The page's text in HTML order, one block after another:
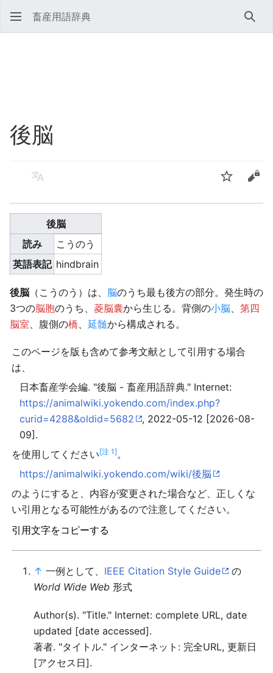
畜産用語辞典 検索
後脳
言語 ウォッチソ
後脳
読み
こうのう
英語表記 hindbrain
後脳 （こうのう）は、 脳のうち最も後方の部分。発生時の
3つの脳胞のうち、 菱脳囊から生じる。背側の小脳、 第四
脳室、腹側の橋、 延髄から構成される。
このページを版も含めて参考文献として引用する場合
は、
日本畜産学会編. "後脳 - 畜産用語辞典." Internet:
https://animalwiki.yokendo.com/index.php?
curid=4288&oldid=5682
, 2022-05-12 [2026-08-
09].
を使用してください[注 1]。
https://animalwiki.yokendo.com/wiki/後脳
のようにすると、内容が変更された場合など、正しくな
い引用となる可能性があるので注意してください。
引用文字をコピーする
↑ 一例として、 IEEE Citation Style Guide
の
World Wide Web 形式
Author(s). "Title." Internet: complete URL, date
updated [date accessed].
著者. "タイトル." インターネット: 完全URL, 更新日
[アクセス日].